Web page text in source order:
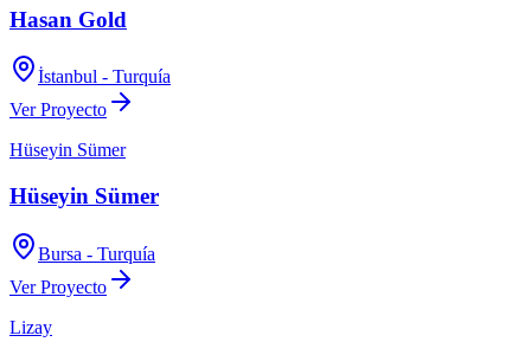
Hasan Gold
İstanbul - Turquía
Ver Proyecto
Hüseyin Sümer
Hüseyin Sümer
Bursa - Turquía
Ver Proyecto
Lizay